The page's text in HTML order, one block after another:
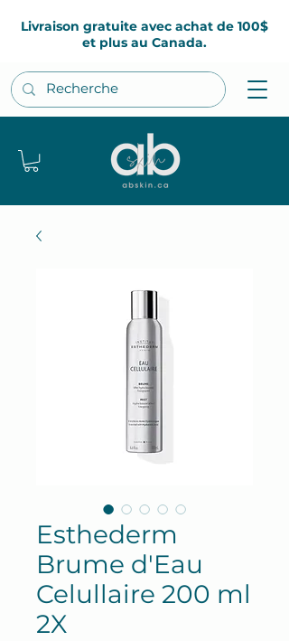
Livraison gratuite avec achat de 100$
et plus au Canada.
Esthederm
Brume d'Eau
Celullaire 200 ml
2X